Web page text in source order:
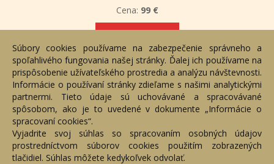
Cena: 99 €
Súbory cookies používame na zabezpečenie správneho a
spoľahlivého fungovania našej stránky. Ďalej ich používame na
prispôsobenie užívateľského prostredia a analýzu návštevnosti.
Informácie o používaní stránky zdieľame s našimi analytickými
partnermi. Tieto údaje sú uchovávané a spracovávané
spôsobom, ako je to uvedené v dokumente „Informácie o
spracovaní cookies“.
Vyjadrite svoj súhlas so spracovaním osobných údajov
prostredníctvom súborov cookies použitím zobrazených
tlačidiel. Súhlas môžete kedykoľvek odvolať.